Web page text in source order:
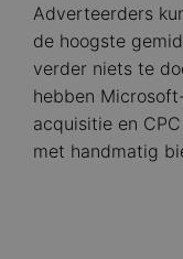
Adverteerders
de hoogste
verder niets te
hebben
acquisitie en
met handmatig